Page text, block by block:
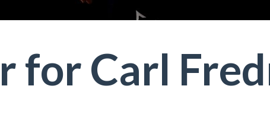
for Carl